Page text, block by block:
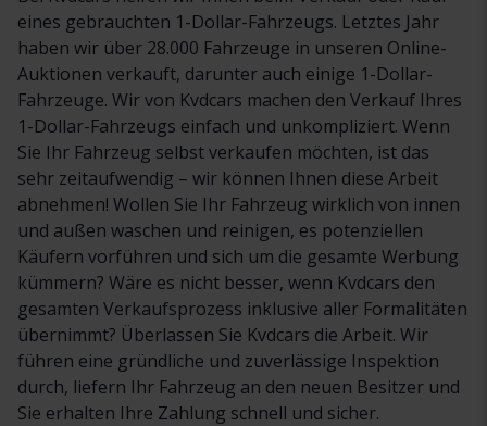
eines gebrauchten 1-Dollar-Fahrzeugs. Letztes Jahr
haben wir über 28.000 Fahrzeuge in unseren Online-
Auktionen verkauft, darunter auch einige 1-Dollar-
Fahrzeuge. Wir von Kvdcars machen den Verkauf Ihres
1-Dollar-Fahrzeugs einfach und unkompliziert. Wenn
Sie Ihr Fahrzeug selbst verkaufen möchten, ist das
sehr zeitaufwendig – wir können Ihnen diese Arbeit
abnehmen! Wollen Sie Ihr Fahrzeug wirklich von innen
und außen waschen und reinigen, es potenziellen
Käufern vorführen und sich um die gesamte Werbung
kümmern? Wäre es nicht besser, wenn Kvdcars den
gesamten Verkaufsprozess inklusive aller Formalitäten
übernimmt? Überlassen Sie Kvdcars die Arbeit. Wir
führen eine gründliche und zuverlässige Inspektion
durch, liefern Ihr Fahrzeug an den neuen Besitzer und
Sie erhalten Ihre Zahlung schnell und sicher.